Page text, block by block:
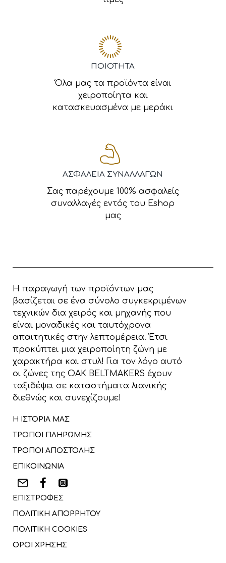
ΠΟΙΟΤΗΤΑ
Όλα μας τα προϊόντα είναι
χειροποίητα και
κατασκευασμένα με μεράκι
ΑΣΦΑΛΕΙΑ ΣΥΝΑΛΛΑΓΩΝ
Σας παρέχουμε 100% ασφαλείς
συναλλαγές εντός του Eshop
μας
Η παραγωγή των προϊόντων μας
βασίζεται σε ένα σύνολο συγκεκριμένων
τεχνικών δια χειρός και μηχανής που
είναι μοναδικές και ταυτόχρονα
απαιτητικές στην λεπτομέρεια. Έτσι
προκύπτει μια χειροποίητη ζώνη με
χαρακτήρα και στυλ! Για τον λόγο αυτό
οι ζώνες της OAK BELTMAKERS έχουν
ταξιδέψει σε καταστήματα λιανικής
διεθνώς και συνεχίζουμε!
Η ΙΣΤΟΡΙΑ ΜΑΣ
ΤΡΟΠΟΙ ΠΛΗΡΩΜΗΣ
ΤΡΟΠΟΙ ΑΠΟΣΤΟΛΗΣ
ΕΠΙΚΟΙΝΩΝΙΑ
ΕΠΙΣΤΡΟΦΕΣ
ΠΟΛΙΤΙΚΗ ΑΠΟΡΡΗΤΟΥ
ΠΟΛΙΤΙΚΗ COOKIES
ΟΡΟΙ ΧΡΗΣΗΣ